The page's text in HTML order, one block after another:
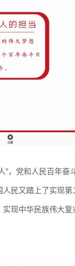
，党和人民百年奋
民又踏上了实现
现中华民族伟大复